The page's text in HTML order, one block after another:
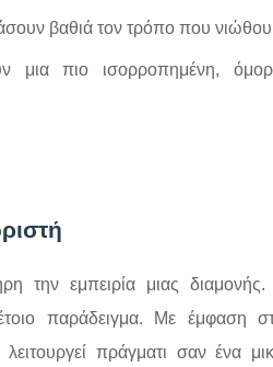
βαθιά τον τρόπο που
μια πιο ισορροπημένη,
την εμπειρία μιας διαμονής.
παράδειγμα. Με έμφαση
πράγματι σαν ένα